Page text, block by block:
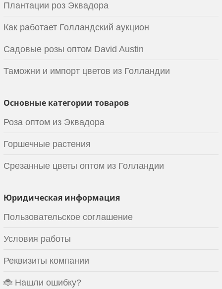
Плантации роз Эквадора
Как работает Голландский аукцион
Садовые розы оптом David Austin
Таможни и импорт цветов из Голландии
Основные категории товаров
Роза оптом из Эквадора
Горшечные растения
Срезанные цветы оптом из Голландии
Юридическая информация
Пользовательское соглашение
Условия работы
Реквизиты компании
🐞 Нашли ошибку?